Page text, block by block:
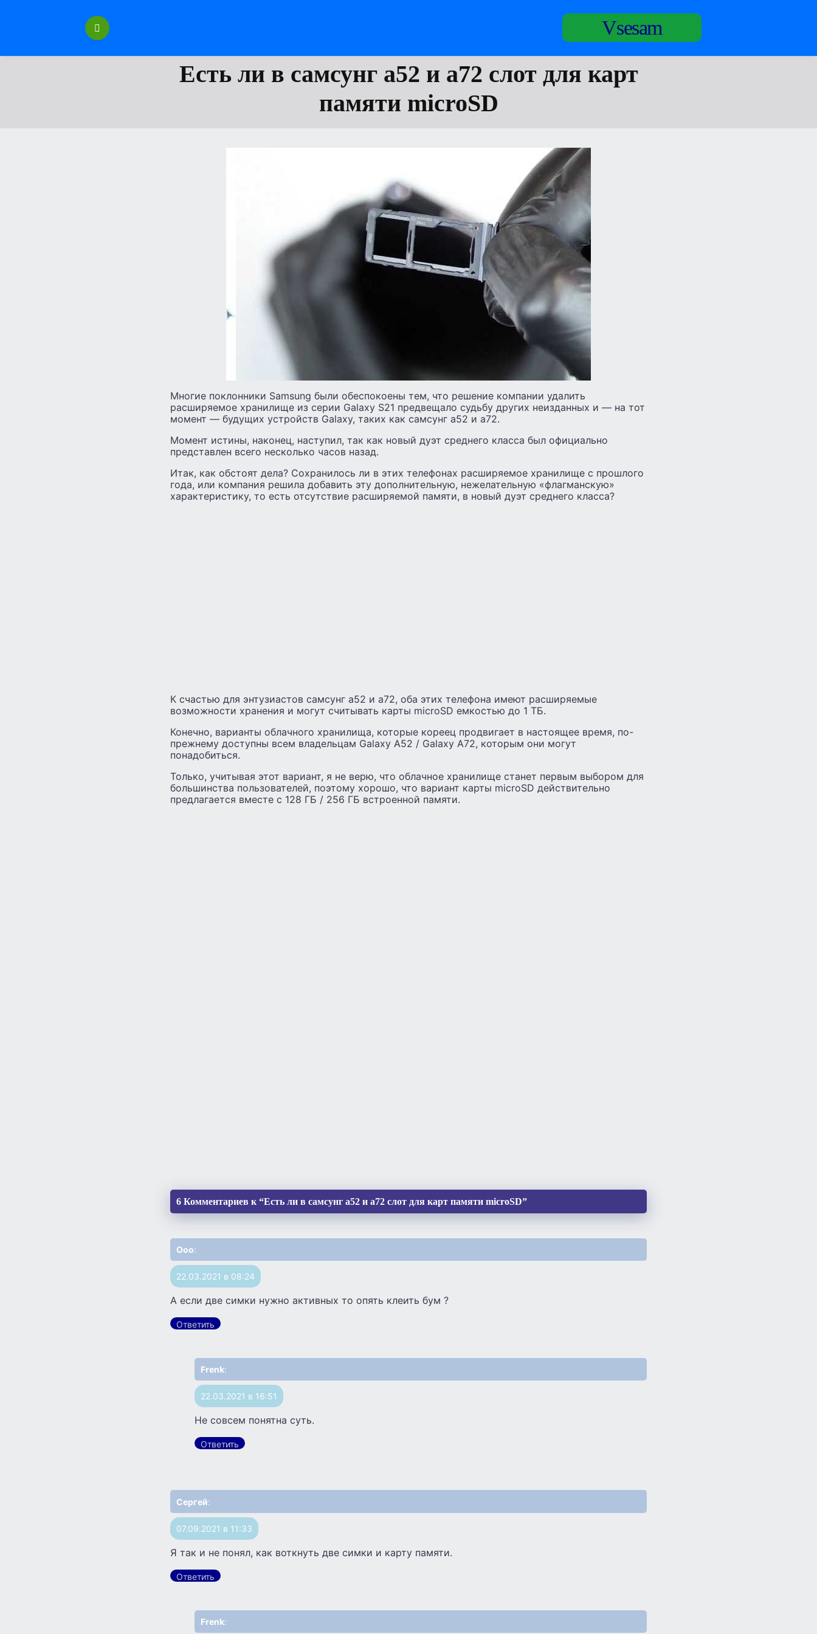
Vsesam
Есть ли в самсунг а52 и а72 слот для карт
памяти microSD
Многие поклонники Samsung были обеспокоены тем, что решение компании удалить
расширяемое хранилище из серии Galaxy S21 предвещало судьбу других неизданных и — на тот
момент — будущих устройств Galaxy, таких как самсунг а52 и а72.
Момент истины, наконец, наступил, так как новый дуэт среднего класса был официально
представлен всего несколько часов назад.
Итак, как обстоят дела? Сохранилось ли в этих телефонах расширяемое хранилище с прошлого
года, или компания решила добавить эту дополнительную, нежелательную «флагманскую»
характеристику, то есть отсутствие расширяемой памяти, в новый дуэт среднего класса?
К счастью для энтузиастов самсунг а52 и а72, оба этих телефона имеют расширяемые
возможности хранения и могут считывать карты microSD емкостью до 1 ТБ.
Конечно, варианты облачного хранилища, которые кореец продвигает в настоящее время, по-
прежнему доступны всем владельцам Galaxy A52 / Galaxy A72, которым они могут
понадобиться.
Только, учитывая этот вариант, я не верю, что облачное хранилище станет первым выбором для
большинства пользователей, поэтому хорошо, что вариант карты microSD действительно
предлагается вместе с 128 ГБ / 256 ГБ встроенной памяти.
6 Комментариев к “Есть ли в самсунг а52 и а72 слот для карт памяти microSD”
Ооо:
22.03.2021 в 08:24
А если две симки нужно активных то опять клеить бум ?
Ответить
Frenk:
22.03.2021 в 16:51
Не совсем понятна суть.
Ответить
Сергей:
07.09.2021 в 11:33
Я так и не понял, как воткнуть две симки и карту памяти.
Ответить
Frenk: